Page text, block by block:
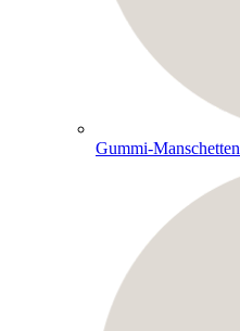
Gummi-Manschetten